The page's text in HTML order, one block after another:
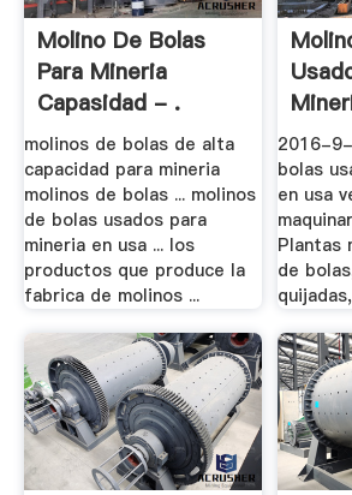
Molino De Bolas
Para Mineria
Capasidad - .
molinos de bolas de alta
capacidad para mineria
molinos de bolas ... molinos
de bolas usados para
mineria en usa ... los
productos que produce la
fabrica de molinos ...
2016-
bolas
en usa
Plantas
de